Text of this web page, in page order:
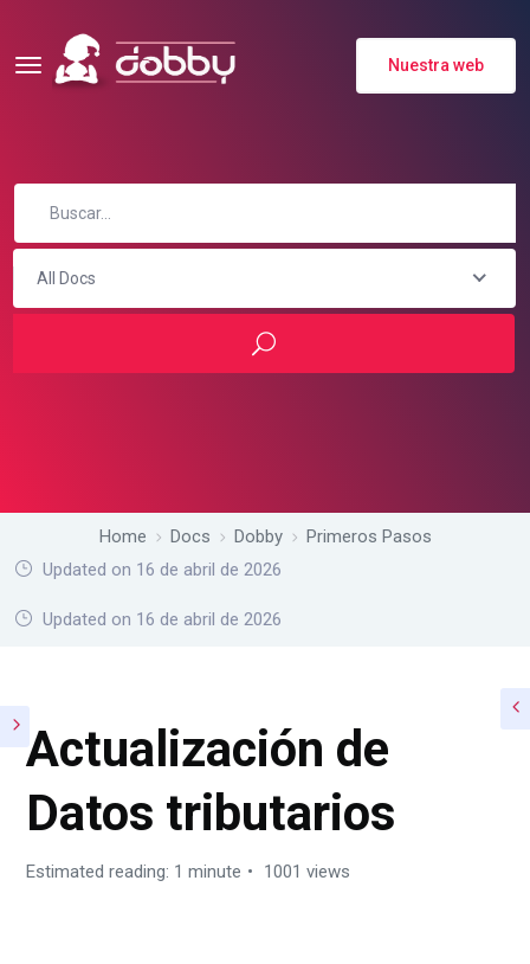
Nuestra web
All Docs
Home Docs Dobby
Primeros Pasos
Updated on 16 de abril de 2026
Updated on 16 de abril de 2026
Actualización de
Datos tributarios
Estimated reading: 1 minute 1001 views